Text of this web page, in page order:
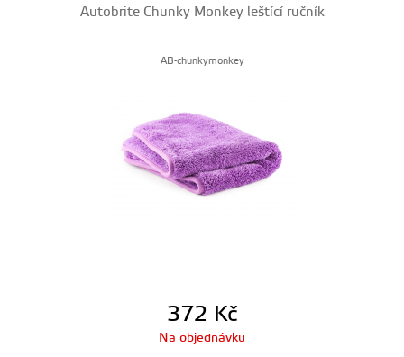
Autobrite Chunky Monkey leštící ručník
AB-chunkymonkey
372 Kč
Na objednávku